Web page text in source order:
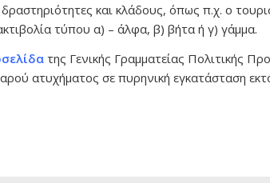
και κλάδους, όπως π.χ. ο
τύπου α) – άλφα, β) βήτα ή γ) γάμμα.
της Γενικής Γραμματείας Πολιτικής
ατυχήματος σε πυρηνική εγκατάσταση